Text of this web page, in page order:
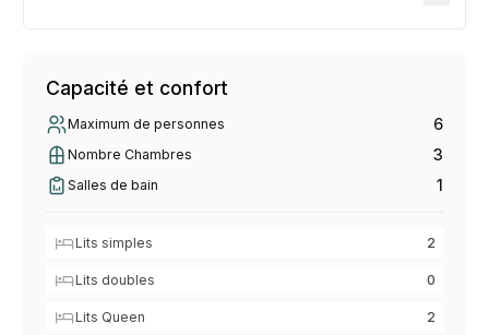
Capacité et confort
Maximum de personnes 6
Nombre Chambres 3
Salles de bain 1
Lits simples 2
Lits doubles 0
Lits Queen 2